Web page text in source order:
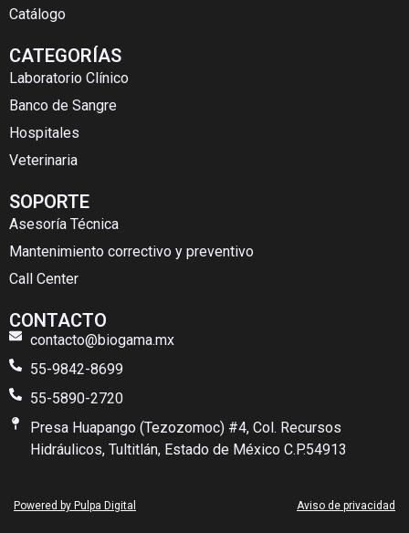
Catálogo
CATEGORÍAS
Laboratorio Clínico
Banco de Sangre
Hospitales
Veterinaria
SOPORTE
Asesoría Técnica
Mantenimiento correctivo y preventivo
Call Center
CONTACTO
contacto@biogama.mx
55-9842-8699
55-5890-2720
Presa Huapango (Tezozomoc) #4, Col. Recursos
Hidráulicos, Tultitlán, Estado de México C.P.54913
Powered by Pulpa Digital Aviso de privacidad